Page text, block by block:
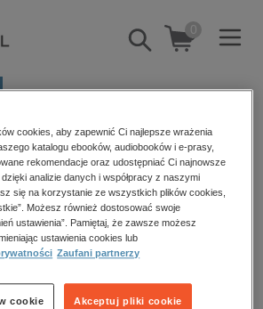
Pokaż/schowaj
wyszukiwarkę
0
prasa
aranżacja wnętrz
gospodarka
Dessaix
Filtrowanie
cookies, aby zapewnić Ci najlepsze wrażenia
katalogu ebooków, audiobooków i e-prasy,
rekomendacje oraz udostępniać Ci najnowsze
analizie danych i współpracy z naszymi
się na korzystanie ze wszystkich plików cookies,
Możesz również dostosować swoje
ustawienia”. Pamiętaj, że zawsze możesz
ustawienia cookies lub
Zaufani partnerzy
Akceptuj pliki cookie
cookie